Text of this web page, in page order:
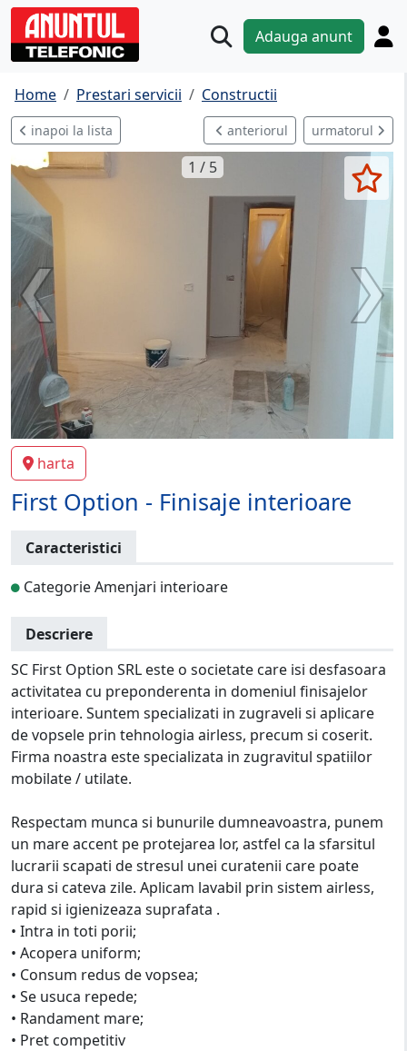
Adauga anunt
Home Prestari servicii Constructii
inapoi la lista anteriorul urmatorul
1 / 5
harta
First Option - Finisaje interioare
Caracteristici
Categorie Amenjari interioare
Descriere
SC First Option SRL este o societate care isi desfasoara
activitatea cu preponderenta in domeniul finisajelor
interioare. Suntem specializati in zugraveli si aplicare
de vopsele prin tehnologia airless, precum si coserit.
Firma noastra este specializata in zugravitul spatiilor
mobilate / utilate.
Respectam munca si bunurile dumneavoastra, punem
un mare accent pe protejarea lor, astfel ca la sfarsitul
lucrarii scapati de stresul unei curatenii care poate
dura si cateva zile. Aplicam lavabil prin sistem airless,
rapid si igienizeaza suprafata .
• Intra in toti porii;
• Acopera uniform;
• Consum redus de vopsea;
• Se usuca repede;
• Randament mare;
• Pret competitiv